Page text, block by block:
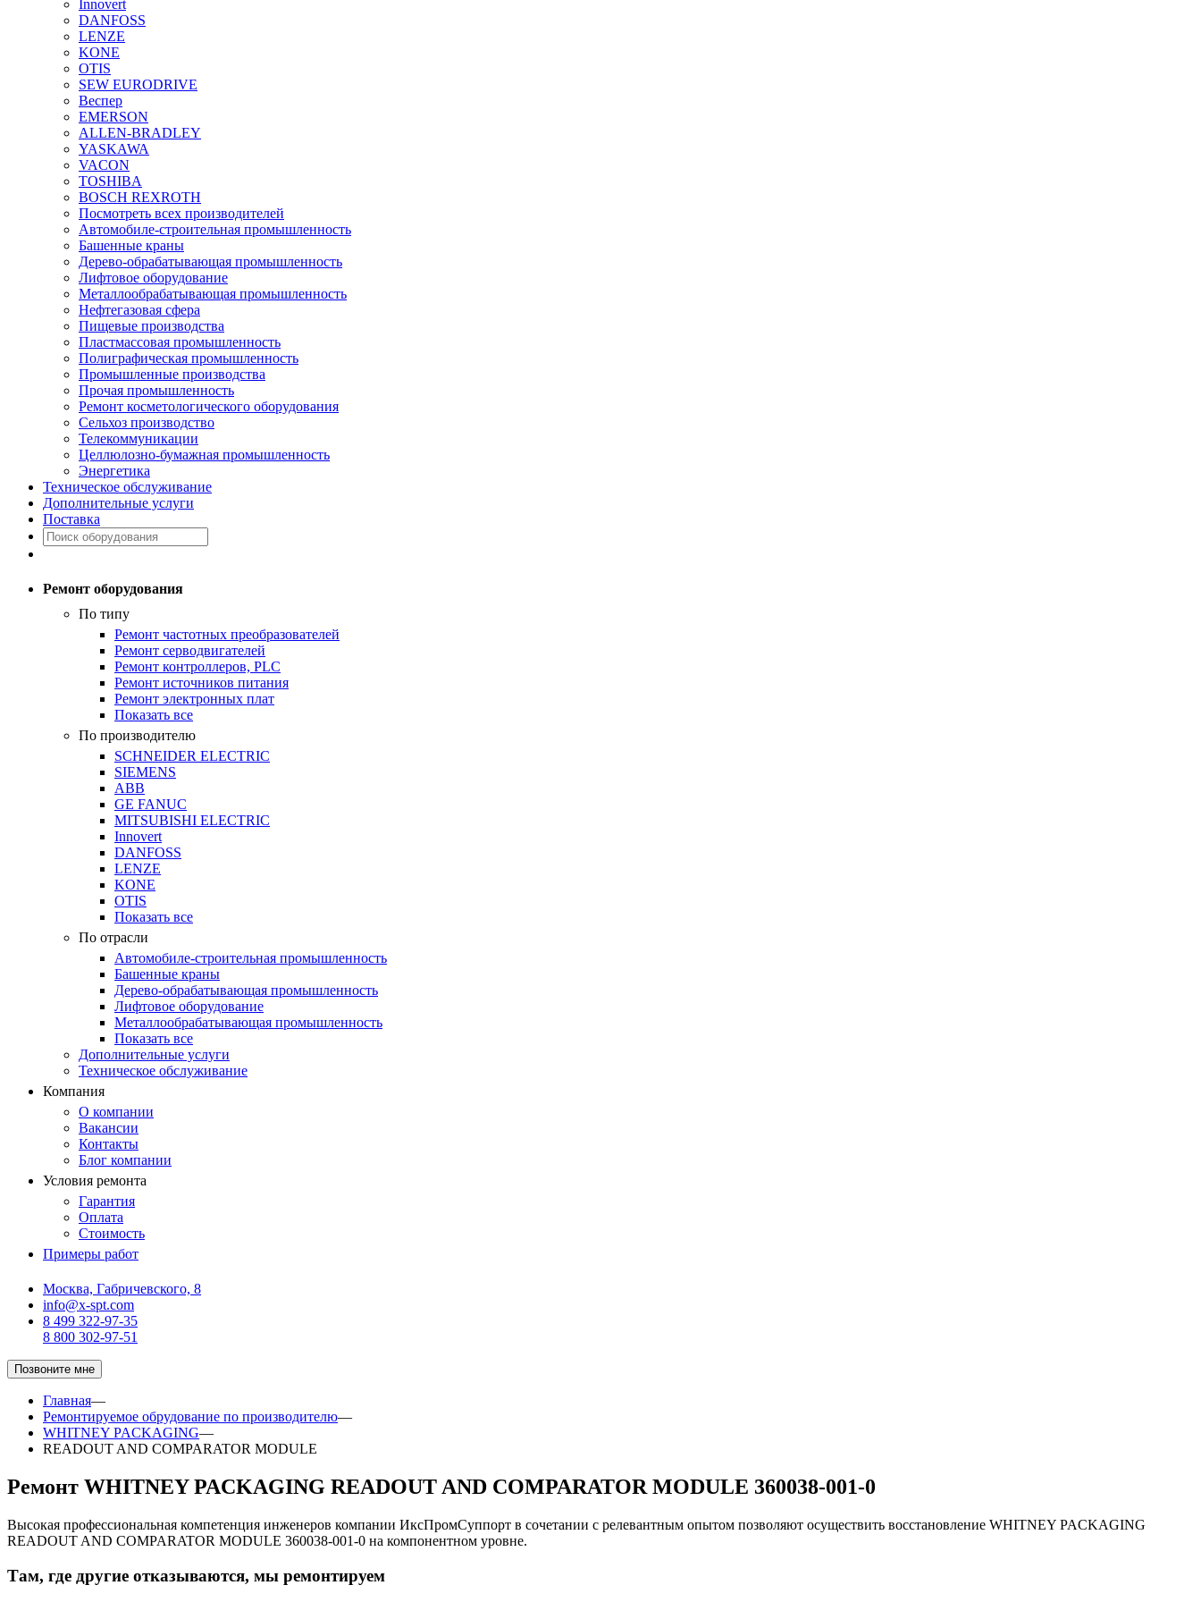
Innovert
DANFOSS
LENZE
KONE
OTIS
SEW EURODRIVE
Веспер
EMERSON
ALLEN-BRADLEY
YASKAWA
VACON
TOSHIBA
BOSCH REXROTH
Посмотреть всех производителей
Автомобиле-строительная промышленность
Башенные краны
Дерево-обрабатывающая промышленность
Лифтовое оборудование
Металлообрабатывающая промышленность
Нефтегазовая сфера
Пищевые производства
Пластмассовая промышленность
Полиграфическая промышленность
Промышленные производства
Прочая промышленность
Ремонт косметологического оборудования
Сельхоз производство
Телекоммуникации
Целлюлозно-бумажная промышленность
Энергетика
Техническое обслуживание
Дополнительные услуги
Поставка
Ремонт оборудования
По типу
Ремонт частотных преобразователей
Ремонт серводвигателей
Ремонт контроллеров, PLC
Ремонт источников питания
Ремонт электронных плат
Показать все
По производителю
SCHNEIDER ELECTRIC
SIEMENS
ABB
GE FANUC
MITSUBISHI ELECTRIC
Innovert
DANFOSS
LENZE
KONE
OTIS
Показать все
По отрасли
Автомобиле-строительная промышленность
Башенные краны
Дерево-обрабатывающая промышленность
Лифтовое оборудование
Металлообрабатывающая промышленность
Показать все
Дополнительные услуги
Техническое обслуживание
Компания
О компании
Вакансии
Контакты
Блог компании
Условия ремонта
Гарантия
Оплата
Стоимость
Примеры работ
Москва, Габричевского, 8
info@x-spt.com
8 499 322-97-35
8 800 302-97-51
Позвоните мне
Главная—
Ремонтируемое обрудование по производителю—
WHITNEY PACKAGING—
READOUT AND COMPARATOR MODULE
Ремонт WHITNEY PACKAGING READOUT AND COMPARATOR MODULE 360038-001-0
Высокая профессиональная компетенция инженеров компании ИксПромСуппорт в сочетании с релевантным опытом позволяют осуществить восстановление WHITNEY PACKAGING
READOUT AND COMPARATOR MODULE 360038-001-0 на компонентном уровне.
Там, где другие отказываются, мы ремонтируем